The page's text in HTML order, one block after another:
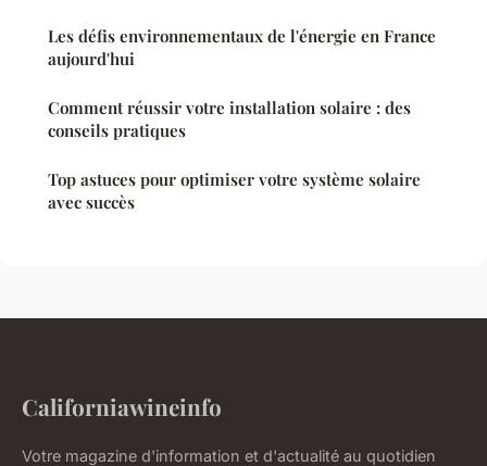
Les défis environnementaux de l'énergie en France
aujourd'hui
Comment réussir votre installation solaire : des
conseils pratiques
Top astuces pour optimiser votre système solaire
avec succès
Californiawineinfo
Votre magazine d'information et d'actualité au quotidien